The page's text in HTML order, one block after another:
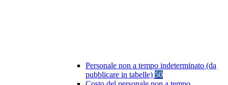
Personale non a tempo indeterminato (da
pubblicare in tabelle) 50